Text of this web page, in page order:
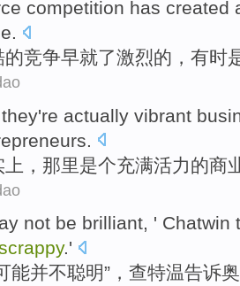
competition has created
.
的竞争早就了激烈的， 有时
're actually vibrant
上 ，那里是个充满活力的商
not be brilliant, ' Chatwin
.'
能并不聪明”，查特温告诉